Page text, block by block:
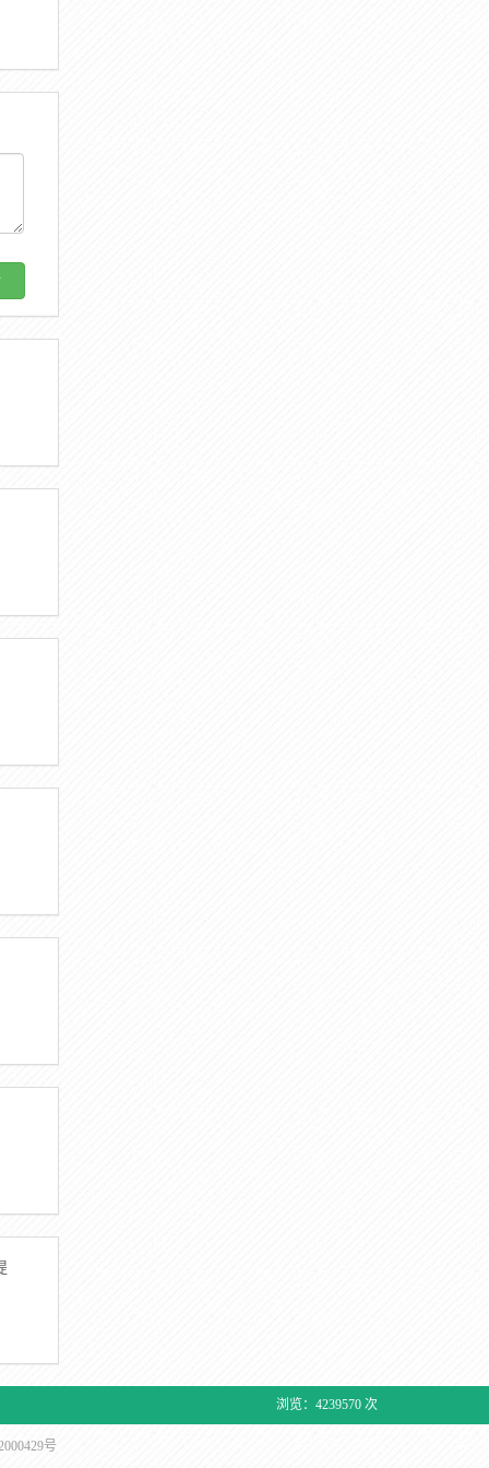
浏览：4239570 次
号